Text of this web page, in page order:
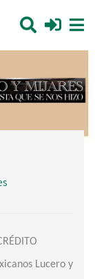
Lucero y